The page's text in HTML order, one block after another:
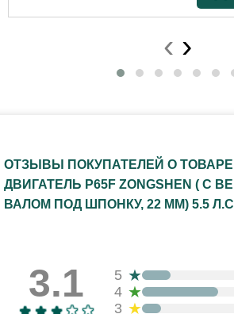
‹ ›
ОТЗЫВЫ ПОКУПАТЕЛЕЙ О
ДВИГАТЕЛЬ P65F ZONGSHEN ( С
ВАЛОМ ПОД ШПОНКУ, 22 ММ) 5.5
3.1 5 ★
4 ★
3 ★